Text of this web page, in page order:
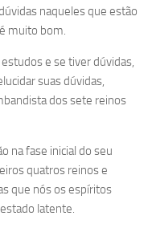
naqueles que estão
muito bom.
e se tiver dúvidas,
suas dúvidas,
dos sete reinos
na fase inicial do seu
quatros reinos e
que nós os espíritos
latente.